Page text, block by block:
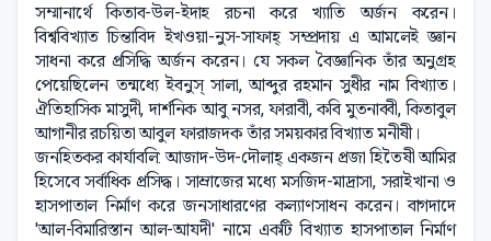
সম্মানার্থে কিতাব-উল-ইদাহ রচনা করে খ্যাতি অর্জন করেন।
বিশ্ববিখ্যাত চিন্তাবিদ ইখওয়া-নুস-সাফাহ্ সম্প্রদায় এ আমলেই জ্ঞান
সাধনা করে প্রসিদ্ধি অর্জন করেন। যে সকল বৈজ্ঞানিক তাঁর অনুগ্রহ
পেয়েছিলেন তন্মধ্যে ইবনুস্ সালা, আব্দুর রহমান সুধীর নাম বিখ্যাত।
ঐতিহাসিক মাসুদী, দার্শনিক আবু নসর, ফারাবী, কবি মুতনাব্বী, কিতাবুল
আগানীর রচয়িতা আবুল ফারাজদক তাঁর সময়কার বিখ্যাত মনীষী।
জনহিতকর কার্যাবলি: আজাদ-উদ-দৌলাহ্ একজন প্রজা হিতৈষী আমির
হিসেবে সর্বাধিক প্রসিদ্ধ। সাম্রাজের মধ্যে মসজিদ-মাদ্রাসা, সরাইখানা ও
হাসপাতাল নির্মাণ করে জনসাধারণের কল্যাণসাধন করেন। বাগদাদে
'আল-বিমারিস্তান আল-আযদী' নামে একটি বিখ্যাত হাসপাতাল নির্মাণ